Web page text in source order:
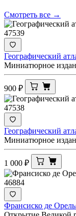
Смотреть все →
47539
Географический
Миниатюрное
900 ₽
47538
Географический
Миниатюрное
1 000 ₽
46884
Франсиско де